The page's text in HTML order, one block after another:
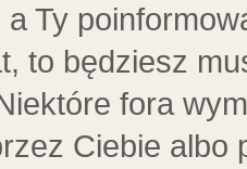
a Ty
to będziesz
fora
Ciebie albo